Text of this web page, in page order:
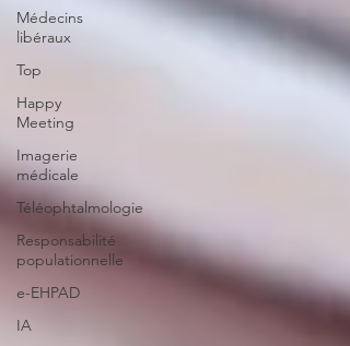
Médecins
libéraux
Top
Happy
Meeting
Imagerie
médicale
Téléophtalmologie
Responsabilité
populationnelle
e-EHPAD
IA